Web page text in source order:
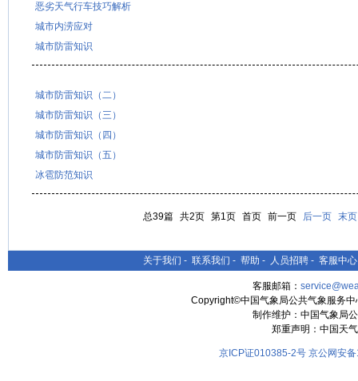
恶劣天气行车技巧解析
城市内涝应对
城市防雷知识
城市防雷知识（二）
城市防雷知识（三）
城市防雷知识（四）
城市防雷知识（五）
冰雹防范知识
总39篇 共2页 第1页 首页 前一页 后一页 末页
关于我们 - 联系我们 - 帮助 - 人员招聘 - 客服中心
客服邮箱：
Copyright©中国气象局公共气象服务
制作维护：中国气象局
郑重声明：中国天
京ICP证010385-2号 京公网安